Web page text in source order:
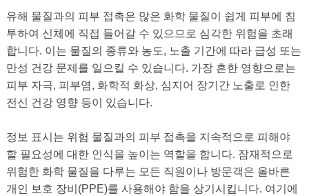
유해 물질과의 피부 접촉은 많은 화학 물질이 쉽게 피부에 침
투하여 신체에 직접 들어갈 수 있으므로 심각한 위험을 초래
합니다. 이는 물질의 종류와 농도, 노출 기간에 따라 급성 또는
만성 건강 문제를 일으킬 수 있습니다. 가장 흔한 영향으로는
피부 자극, 피부염, 화학적 화상, 심지어 장기간 노출로 인한
전신 건강 영향 등이 있습니다.
정보 표시는 위험 물질과의 피부 접촉을 지속적으로 피해야
할 필요성에 대한 인식을 높이는 역할을 합니다. 잠재적으로
위험한 화학 물질을 다루는 모든 직원이나 방문객은 올바른
개인 보호 장비(PPE)를 사용해야 함을 상기시킵니다. 여기에